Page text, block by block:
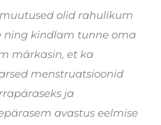
olid rahulikum
ning kindlam tunne oma
märkasin, et ka
menstruatsioonid
ja
avastus eelmise